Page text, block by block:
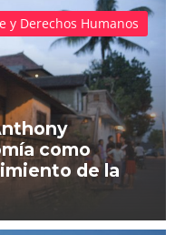
como
de la
y Derechos Humanos